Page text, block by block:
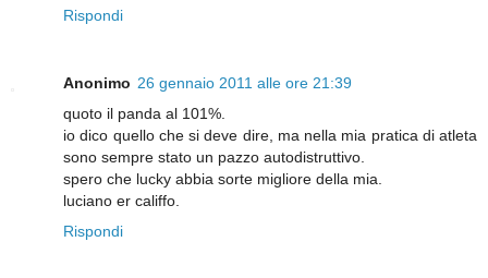
Rispondi
Anonimo 26 gennaio 2011 alle ore 21:39
quoto il panda al 101%.
io dico quello che si deve dire, ma nella mia pratica di atleta
sono sempre stato un pazzo autodistruttivo.
spero che lucky abbia sorte migliore della mia.
luciano er califfo.
Rispondi